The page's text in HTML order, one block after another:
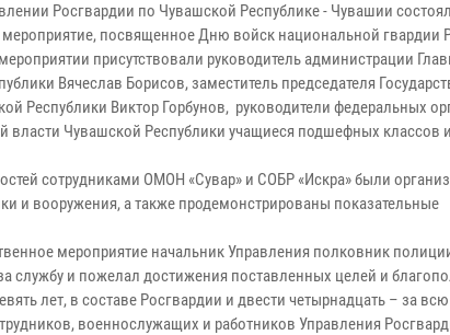
Росгвардии по Чувашской Республике - Чувашии
посвященное Дню войск национальной гвардии
присутствовали руководитель администрации
Вячеслав Борисов, заместитель председателя
Республики Виктор Горбунов, руководители федеральных
власти Чувашской Республики учащиеся подшефных классов
сотрудниками ОМОН «Сувар» и СОБР «Искра» были
и вооружения, а также продемонстрированы показательные
мероприятие начальник Управления полковник
службу и пожелал достижения поставленных целей и
лет, в составе Росгвардии и двести четырнадцать – за
военнослужащих и работников Управления